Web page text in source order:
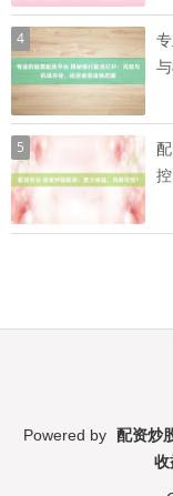
4
5
Powered by 配资炒